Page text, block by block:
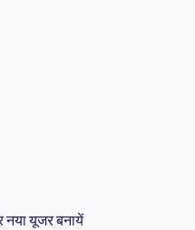
नया यूजर बनायें